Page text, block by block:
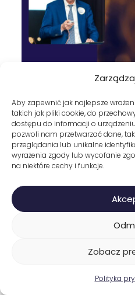
Aby zapewnić jak najlepsze
takich jak pliki cookie, do
dostępu do informacji o
pozwoli nam przetwarzać dane,
przeglądania lub unikalne
wyrażenia zgody lub wycofanie
na niektóre cechy i funkcje.
Zobacz
Polityka
lat